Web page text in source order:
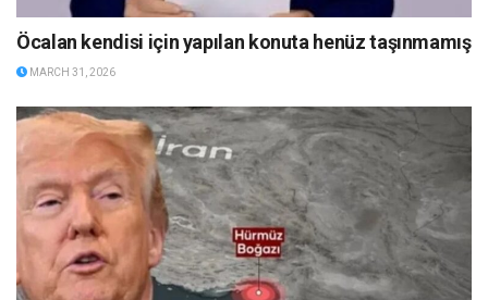
Öcalan kendisi için yapılan konuta henüz taşınmamış
MARCH 31, 2026